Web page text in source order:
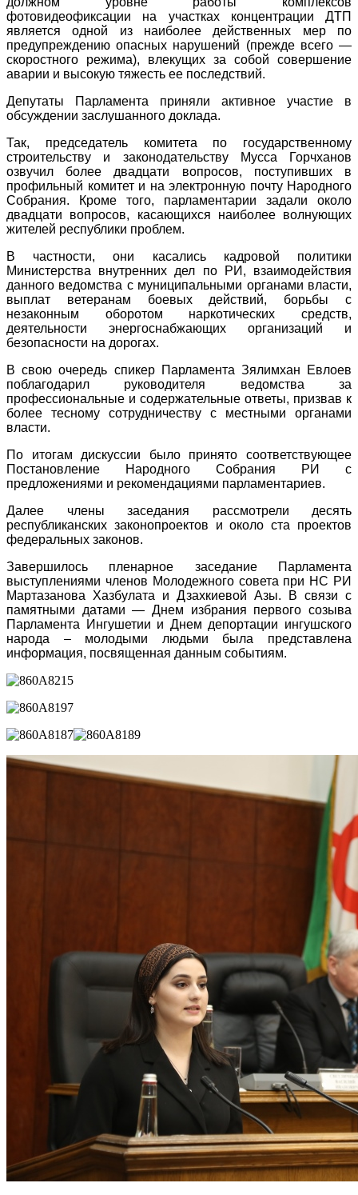
фотовидеофиксации на участках концентрации ДТП
является одной из наиболее действенных мер по
предупреждению опасных нарушений (прежде всего —
скоростного режима), влекущих за собой совершение
аварии и высокую тяжесть ее последствий.
Депутаты Парламента приняли активное участие в
обсуждении заслушанного доклада.
Так, председатель комитета по государственному
строительству и законодательству Мусса Горчханов
озвучил более двадцати вопросов, поступивших в
профильный комитет и на электронную почту Народного
Собрания. Кроме того, парламентарии задали около
двадцати вопросов, касающихся наиболее волнующих
жителей республики проблем.
В частности, они касались кадровой политики
Министерства внутренних дел по РИ, взаимодействия
данного ведомства с муниципальными органами власти,
выплат ветеранам боевых действий, борьбы с
незаконным оборотом наркотических средств,
деятельности энергоснабжающих организаций и
безопасности на дорогах.
В свою очередь спикер Парламента Зялимхан Евлоев
поблагодарил руководителя ведомства за
профессиональные и содержательные ответы, призвав к
более тесному сотрудничеству с местными органами
власти.
По итогам дискуссии было принято соответствующее
Постановление Народного Собрания РИ с
предложениями и рекомендациями парламентариев.
Далее члены заседания рассмотрели десять
республиканских законопроектов и около ста проектов
федеральных законов.
Завершилось пленарное заседание Парламента
выступлениями членов Молодежного совета при НС РИ
Мартазанова Хазбулата и Дзахкиевой Азы. В связи с
памятными датами — Днем избрания первого созыва
Парламента Ингушетии и Днем депортации ингушского
народа – молодыми людьми была представлена
информация, посвященная данным событиям.